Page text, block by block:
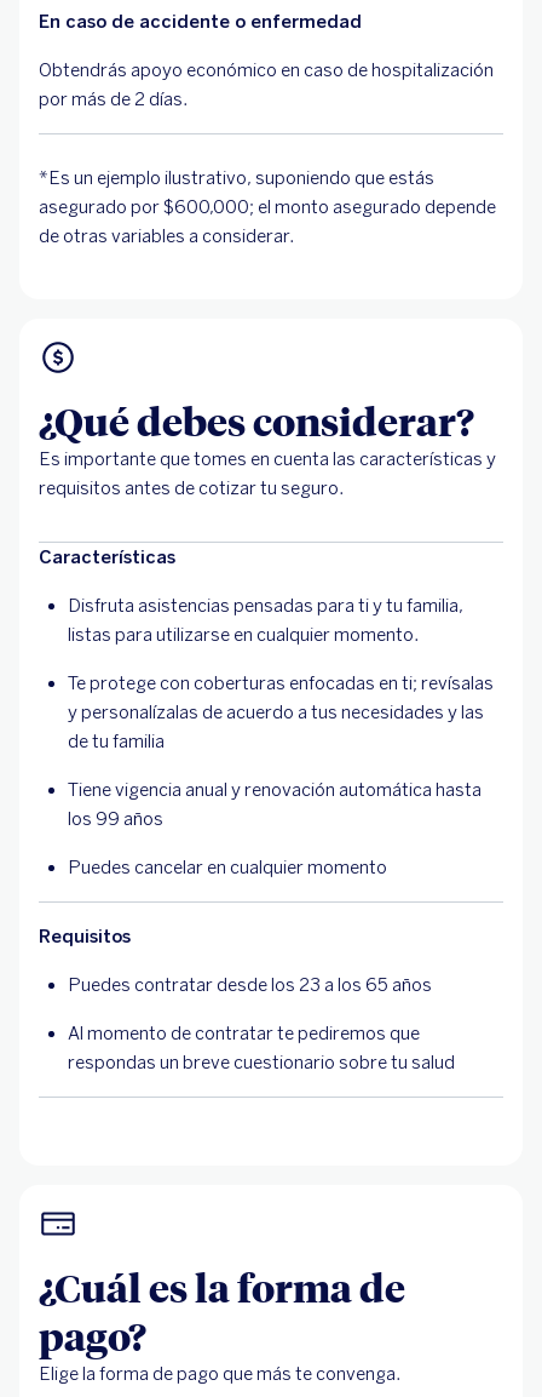
En caso de accidente o enfermedad
Obtendrás apoyo económico en caso de hospitalización
por más de 2 días.
*Es un ejemplo ilustrativo, suponiendo que estás
asegurado por $600,000; el monto asegurado depende
de otras variables a considerar.
¿Qué debes considerar?
Es importante que tomes en cuenta las características y
requisitos antes de cotizar tu seguro.
Características
Disfruta asistencias pensadas para ti y tu familia,
listas para utilizarse en cualquier momento.
Te protege con coberturas enfocadas en ti; revísalas
y personalízalas de acuerdo a tus necesidades y las
de tu familia
Tiene vigencia anual y renovación automática hasta
los 99 años
Puedes cancelar en cualquier momento
Requisitos
Puedes contratar desde los 23 a los 65 años
Al momento de contratar te pediremos que
respondas un breve cuestionario sobre tu salud
¿Cuál es la forma de
pago?
Elige la forma de pago que más te convenga.